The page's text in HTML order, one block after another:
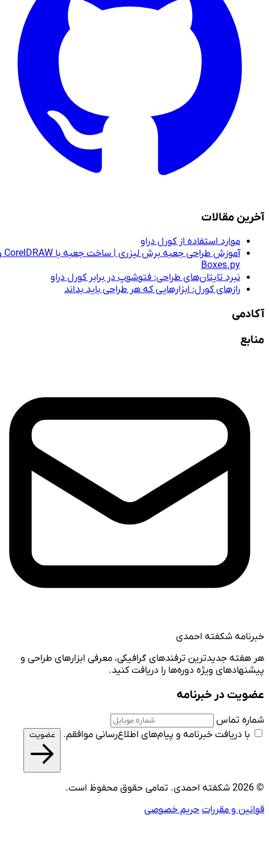
آخرین مقالات
موارد استفاده از کورل دراو
آموزش طراحی جعبه برش لیزری | ساخت جعبه با CorelDRAW و
Boxes.py
نبرد تایتان‌های طراحی: فتوشوپ در برابر کورل دراو
رازهای کورل: ابزارهایی که هر طراحی باید بداند
آکادمی
منابع
خبرنامه شکفته احمدی
هر هفته جدیدترین ترفندهای گرافیکی، معرفی ابزارهای طراحی و
پیشنهادهای ویژه دوره‌ها را دریافت کنید.
عضویت در خبرنامه
شماره تماس
با دریافت خبرنامه و پیام‌های اطلاع‌رسانی موافقم.
عضویت
© 2026 شکفته احمدی. تمامی حقوق محفوظ است.
قوانین و مقررات حریم خصوصی